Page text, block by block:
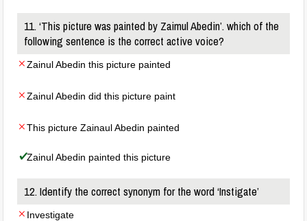
11. ‘This picture was painted by Zaimul Abedin’. which of the
following sentence is the correct active voice?
Zainul Abedin this picture painted
Zainul Abedin did this picture paint
This picture Zainaul Abedin painted
Zainul Abedin painted this picture
12. Identify the correct synonym for the word ‘Instigate’
Investigate